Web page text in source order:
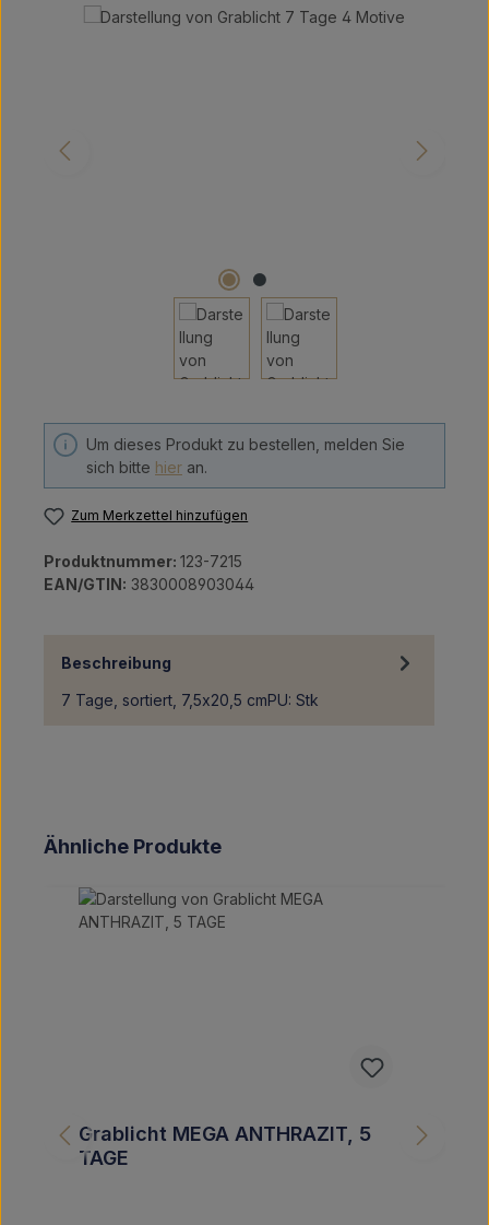
Bildergalerie überspringen
Um dieses Produkt zu bestellen, melden Sie
sich bitte hier an.
Zum Merkzettel hinzufügen
Produktnummer: 123-7215
EAN/GTIN: 3830008903044
Beschreibung
7 Tage, sortiert, 7,5x20,5 cmPU: Stk
Produktgalerie überspringen
Ähnliche Produkte
Grablicht MEGA ANTHRAZIT, 5
TAGE